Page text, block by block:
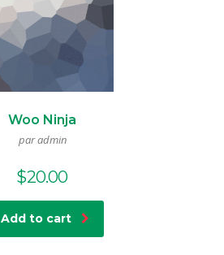
Woo Ninja
par admin
$20.00
Add to cart